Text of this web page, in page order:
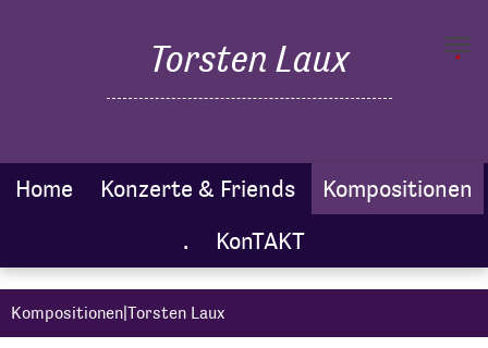
.
Torsten Laux
Home Konzerte & Friends
Kompositionen
.
KonTAKT
Kompositionen|Torsten Laux